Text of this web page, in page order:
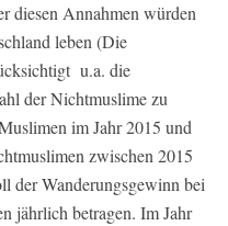
diesen Annahmen würden
leben (Die
u.a. die
der Nichtmuslime zu
im Jahr 2015 und
zwischen 2015
der Wanderungsgewinn bei
jährlich betragen. Im Jahr